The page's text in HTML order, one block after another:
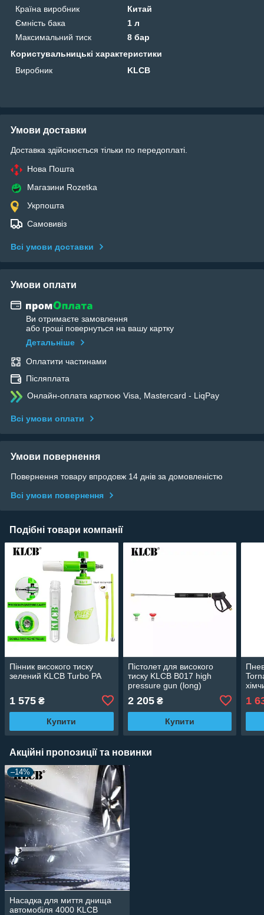
Країна виробник
Китай
Ємність бака
1 л
Максимальний тиск
8 бар
Користувальницькі характеристики
Виробник
KLCB
Умови доставки
Доставка здійснюється тільки по передоплаті.
Нова Пошта
Магазини Rozetka
Укрпошта
Самовивіз
Всі умови доставки
Умови оплати
Ви отримаєте замовлення
або гроші повернуться на вашу картку
Детальніше
Оплатити частинами
Післяплата
Онлайн-оплата карткою Visa, Mastercard - LiqPay
Всі умови оплати
Умови повернення
Повернення товару впродовж 14 днів за домовленістю
Всі умови повернення
Подібні товари компанії
Пінник високого тиску
зелений KLCB Turbo PA
1 575 ₴
Купити
Пістолет для високого
тиску KLCB B017 high
pressure gun (long)
2 205₴
Купити
1
Акційні пропозиції та новинки
–14%
Насадка для миття днища
автомобіля 4000 KLCB